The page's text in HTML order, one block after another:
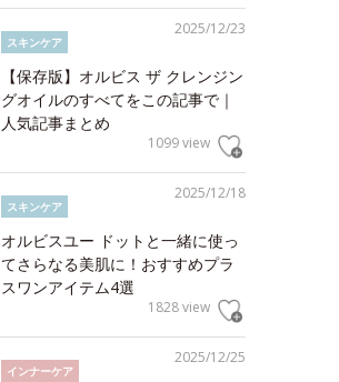
2025/12/23
スキンケア
【保存版】オルビス ザ クレンジン
グオイルのすべてをこの記事で｜
人気記事まとめ
1099 view
2025/12/18
スキンケア
オルビスユー ドットと一緒に使っ
てさらなる美肌に！おすすめプラ
スワンアイテム4選
1828 view
2025/12/25
インナーケア